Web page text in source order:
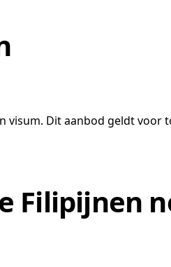
Dit aanbod geldt voor
Filipijnen